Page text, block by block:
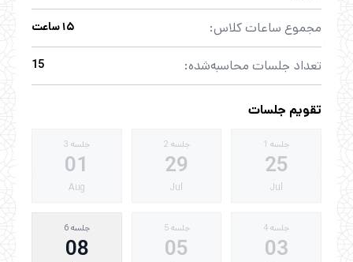
مجموع ساعات کلاس: ۱۵ ساعت
تعداد جلسات محاسبه‌شده: 15
تقویم جلسات
جلسه 1
25
Jul
جلسه 2
29
Jul
جلسه 3
01
Aug
جلسه 4
03
جلسه 5
05
جلسه 6
08